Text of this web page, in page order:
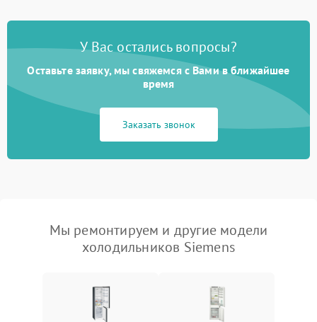
У Вас остались вопросы?
Оставьте заявку, мы свяжемся с Вами в ближайшее
время
Заказать звонок
Мы ремонтируем и другие модели
холодильников Siemens